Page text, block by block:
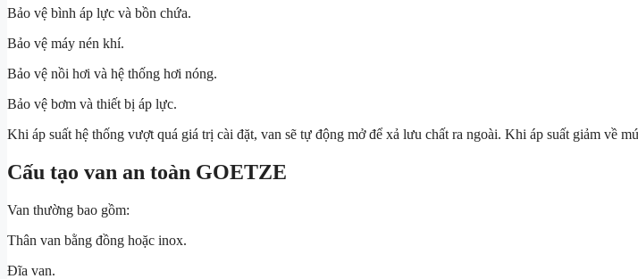
Bảo vệ bình áp lực và bồn chứa.
Bảo vệ máy nén khí.
Bảo vệ nồi hơi và hệ thống hơi nóng.
Bảo vệ bơm và thiết bị áp lực.
Khi áp suất hệ thống vượt quá giá trị cài đặt, van sẽ tự động mở để xả lưu chất ra ngoài. Khi áp suất giảm về
Cấu tạo van an toàn GOETZE
Van thường bao gồm:
Thân van bằng đồng hoặc inox.
Đĩa van.